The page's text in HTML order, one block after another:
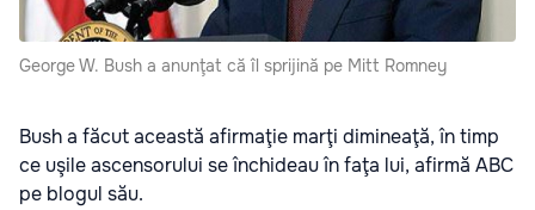
George W. Bush a anunţat că îl sprijină pe Mitt Romney
Bush a făcut această afirmaţie marţi dimineaţă, în timp
ce uşile ascensorului se închideau în faţa lui, afirmă ABC
pe blogul său.